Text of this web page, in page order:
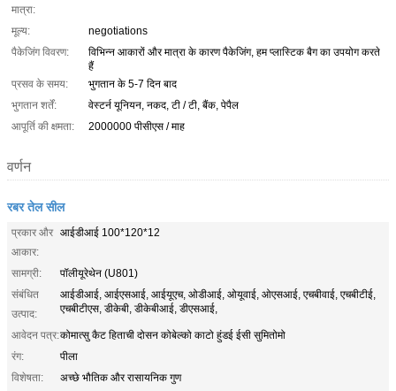
मात्रा:
मूल्य:
negotiations
पैकेजिंग विवरण:
विभिन्न आकारों और मात्रा के कारण पैकेजिंग, हम प्लास्टिक बैग का उपयोग करते
हैं
प्रसव के समय:
भुगतान के 5-7 दिन बाद
भुगतान शर्तें:
वेस्टर्न यूनियन, नकद, टी / टी, बैंक, पेपैल
आपूर्ति की क्षमता:
2000000 पीसीएस / माह
वर्णन
रबर तेल सील
प्रकार और
आकार:
आईडीआई 100*120*12
सामग्री:
पॉलीयूरेथेन (U801)
संबंधित
उत्पाद:
आईडीआई, आईएसआई, आईयूएच, ओडीआई, ओयूवाई, ओएसआई, एचबीवाई, एचबीटीई,
एचबीटीएस, डीकेबी, डीकेबीआई, डीएसआई,
आवेदन पत्र:कोमात्सु कैट हिताची दोसन कोबेल्को काटो हुंडई ईसी सुमितोमो
रंग:
पीला
विशेषता:
अच्छे भौतिक और रासायनिक गुण